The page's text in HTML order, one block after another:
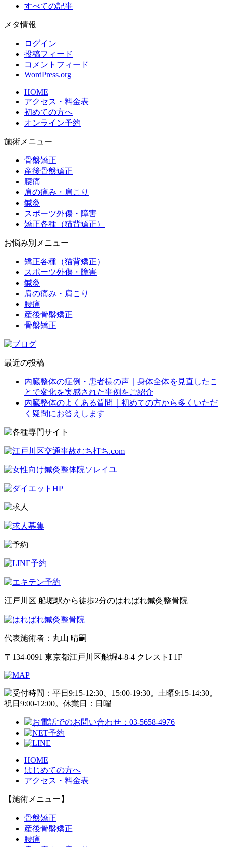
すべての記事
メタ情報
ログイン
投稿フィード
コメントフィード
WordPress.org
HOME
アクセス・料金表
初めての方へ
オンライン予約
施術メニュー
骨盤矯正
産後骨盤矯正
腰痛
肩の痛み・肩こり
鍼灸
スポーツ外傷・障害
矯正各種（猫背矯正）
お悩み別メニュー
矯正各種（猫背矯正）
スポーツ外傷・障害
鍼灸
肩の痛み・肩こり
腰痛
産後骨盤矯正
骨盤矯正
最近の投稿
内臓整体の症例・患者様の声｜身体全体を見直したこ
とで変化を実感された事例をご紹介
内臓整体のよくある質問｜初めての方から多くいただ
く疑問にお答えします
江戸川区 船堀駅から徒歩2分のはればれ鍼灸整骨院
代表施術者：丸山 晴嗣
〒134-0091 東京都江戸川区船堀4-8-4 クレストI 1F
HOME
はじめての方へ
アクセス・料金表
【施術メニュー】
骨盤矯正
産後骨盤矯正
腰痛